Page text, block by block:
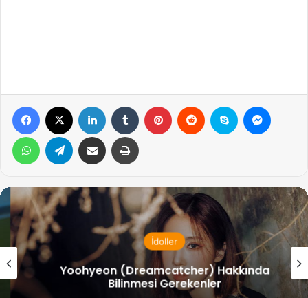
Facebook LinkedIn Tumblr Pinterest Reddit Skype
WhatsAppTelegram Email ile gönder Yazdır
İdoller
Yoohyeon (Dreamcatcher) Hakkında
Bilinmesi Gerekenler